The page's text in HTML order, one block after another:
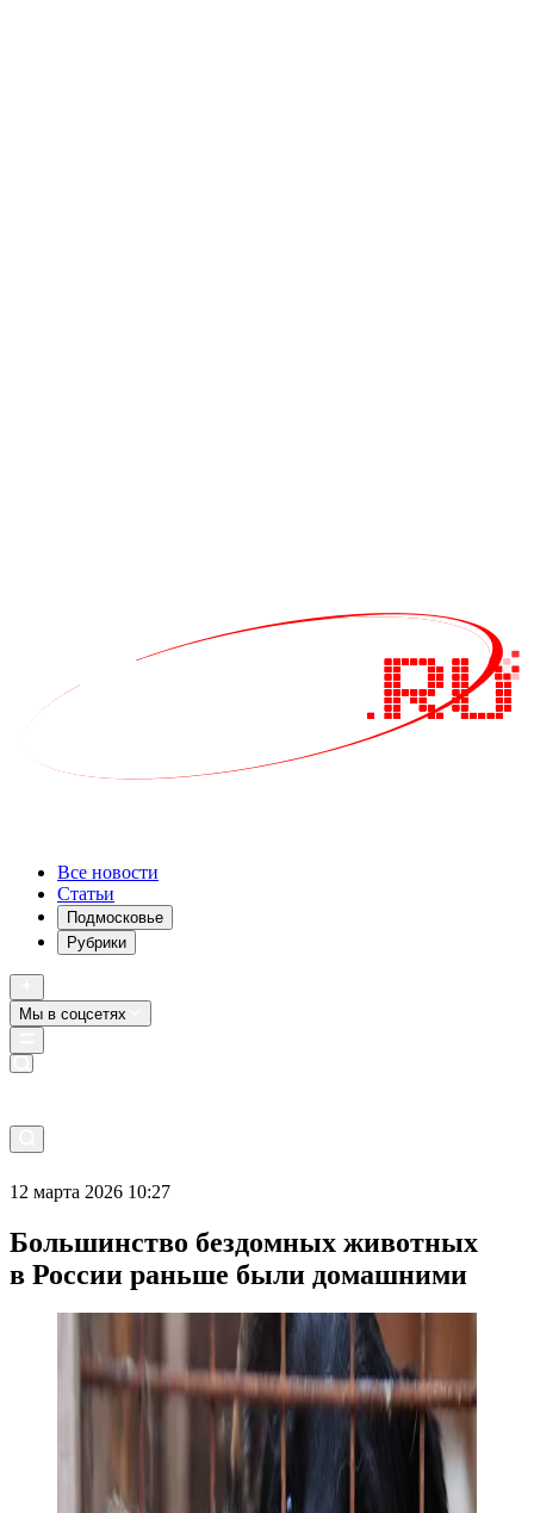
Все новости
Статьи
Подмосковье
Рубрики
Мы в соцсетях
12 марта 2026 10:27
Большинство бездомных животных
в России раньше были домашними